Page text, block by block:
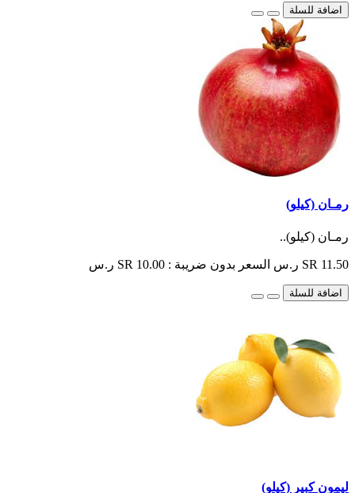
اضافة للسلة
رمـان (كيلو)
رمـان (كيلو)..
SR 11.50 ر.س السعر بدون ضريبة : SR 10.00 ر.س
اضافة للسلة
ليمون كبير (كيلو)